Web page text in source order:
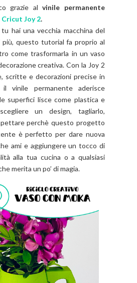
grazie alvinile permanente
Cricut Joy 2.
hai una vecchia macchina del
questo tutorial fa proprio al
come trasformarla in un vaso
creativa. Con la Joy 2
scritte e decorazioni precise in
vinile permanente aderisce
superfici lisce come plastica e
un design, tagliarlo,
perchè questo progetto
è perfetto per dare nuova
ami e aggiungere un tocco di
alla tua cucina o a qualsiasi
merita un po’ di magia.